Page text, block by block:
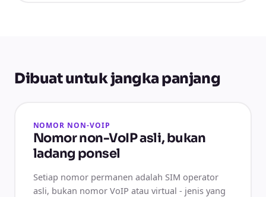
Dibuat untuk jangka panjang
NOMOR NON-VOIP
Nomor non-VoIP asli, bukan
ladang ponsel
Setiap nomor permanen adalah SIM operator
asli, bukan nomor VoIP atau virtual - jenis yang